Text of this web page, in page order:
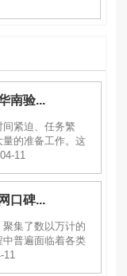
南验...
紧迫、任务繁
的准备工作。这
11
口碑...
集了数以万计的
普遍面临着各类
11